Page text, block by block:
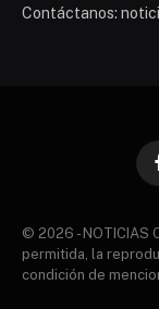
Contáctanos:
© 2026 - NOTICIAS
permitida, la
condición de